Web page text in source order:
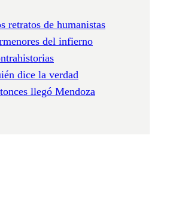
retratos de humanistas
del infierno
dice la verdad
llegó Mendoza